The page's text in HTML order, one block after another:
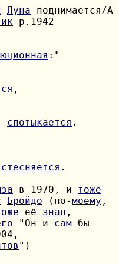
Луна
:"
спотыкается .
стесняется .
в 1970, и тоже
Бройдо (по-моему
её знал
"Он и сам
")